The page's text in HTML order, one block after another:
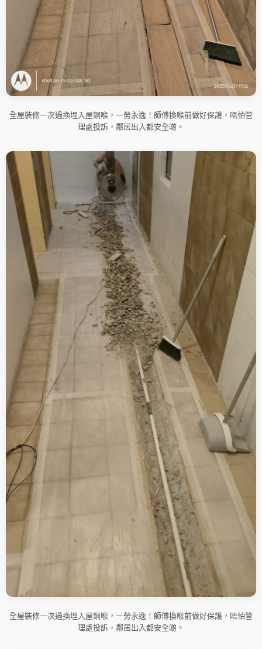
全屋裝修一次過換埋入屋銅喉，一勞永逸！師傅換喉前做好保護，唔怕管
理處投訴，鄰居出入都安全啲。
全屋裝修一次過換埋入屋銅喉，一勞永逸！師傅換喉前做好保護，唔怕管
理處投訴，鄰居出入都安全啲。